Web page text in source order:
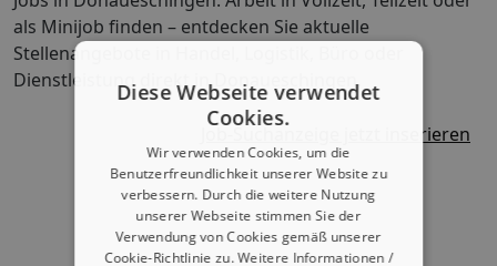
als Minijob finden – entdecken Sie aktuelle
Stellenangebote in Handel, Logistik, Büro oder
Dienstleistung direkt in Donaueschingen.
Job-Suchanzeige jetzt inserieren
Diese Webseite verwendet
Cookies.
Wir verwenden Cookies, um die
Benutzerfreundlichkeit unserer Website zu
verbessern. Durch die weitere Nutzung
unserer Webseite stimmen Sie der
Verwendung von Cookies gemäß unserer
Cookie-Richtlinie zu.Weitere Informationen /